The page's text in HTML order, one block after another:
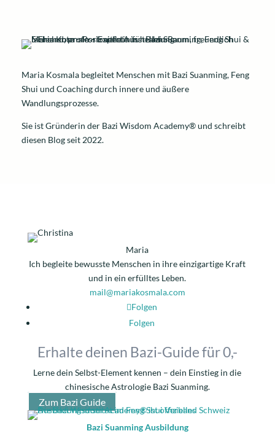
Maria Kosmala begleitet Menschen mit Bazi Suanming, Feng
Shui und Coaching durch innere und äußere
Wandlungsprozesse.
Sie ist Gründerin der Bazi Wisdom Academy® und schreibt
diesen Blog seit 2022.
Maria
Ich begleite bewusste Menschen in ihre einzigartige Kraft
und in ein erfülltes Leben.
mail@mariakosmala.com
Folgen
Folgen
Erhalte deinen Bazi-Guide für 0,-
Lerne dein Selbst-Element kennen – dein Einstieg in die
chinesische Astrologie Bazi Suanming.
Zum Bazi Guide
Bazi Suanming Ausbildung